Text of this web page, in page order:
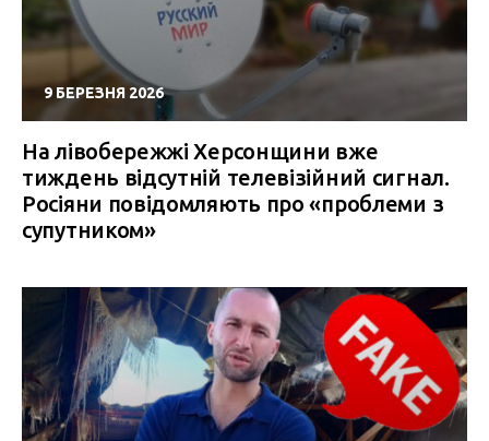
9 БЕРЕЗНЯ 2026
На лівобережжі Херсонщини вже
тиждень відсутній телевізійний сигнал.
Росіяни повідомляють про «проблеми з
супутником»